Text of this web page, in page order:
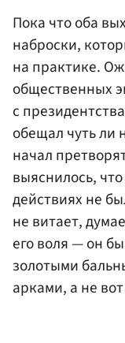
Пока что оба
наброски,
на практике.
общественных
с
обещал чуть
начал
выяснилось,
действиях не
не витает,
его воля — он
золотыми
арками, а не